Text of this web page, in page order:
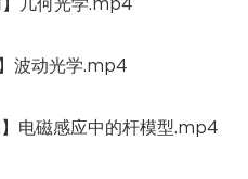
几何光学.mp4
波动光学.mp4
电磁感应中的杆模型.mp4